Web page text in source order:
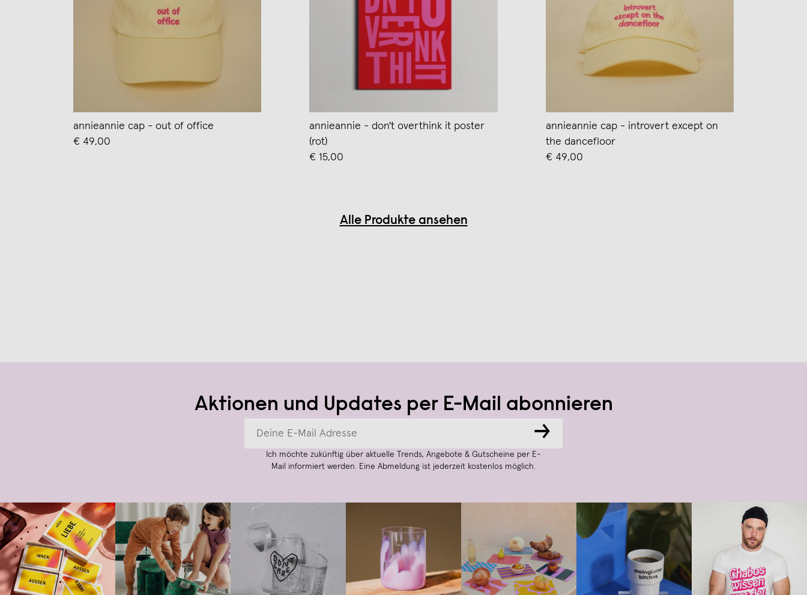
annieannie cap - out of office
€ 49,00
annieannie - don't overthink it poster
(rot)
€ 15,00
annieannie cap - introvert except on
the dancefloor
€ 49,00
Alle Produkte ansehen
Aktionen und Updates per E-Mail abonnieren
→
Ich möchte zukünftig über aktuelle Trends, Angebote & Gutscheine per E-
Mail informiert werden. Eine Abmeldung ist jederzeit kostenlos möglich.